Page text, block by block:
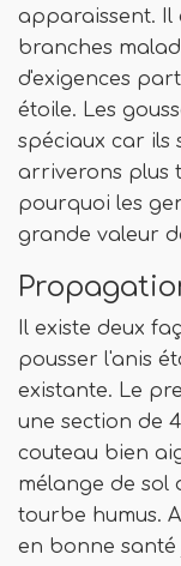
apparaissent. Il
branches
d'exigences
étoile. Les
spéciaux car ils
arriverons plus
pourquoi les
grande valeur
Il existe deux
pousser l'anis
existante. Le
une section de
couteau bien
mélange de sol
tourbe humus.
en bonne